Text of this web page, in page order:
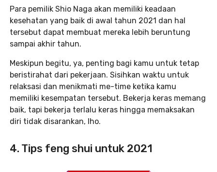
Para pemilik Shio Naga akan memiliki keadaan
kesehatan yang baik di awal tahun 2021 dan hal
tersebut dapat membuat mereka lebih beruntung
sampai akhir tahun.
Meskipun begitu, ya, penting bagi kamu untuk tetap
beristirahat dari pekerjaan. Sisihkan waktu untuk
relaksasi dan menikmati me-time ketika kamu
memiliki kesempatan tersebut. Bekerja keras memang
baik, tapi bekerja terlalu keras hingga memaksakan
diri tidak disarankan, lho.
4. Tips feng shui untuk 2021